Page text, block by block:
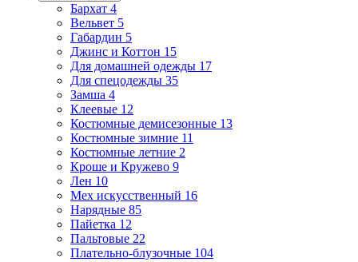
Бархат 4
Вельвет 5
Габардин 5
Джинс и Коттон 15
Для домашней одежды 17
Для спецодежды 35
Замша 4
Клеевые 12
Костюмные демисезонные 13
Костюмные зимние 11
Костюмные летние 2
Кроше и Кружево 9
Лен 10
Мех искусственный 16
Нарядные 85
Пайетка 12
Пальтовые 22
Плательно-блузочные 104